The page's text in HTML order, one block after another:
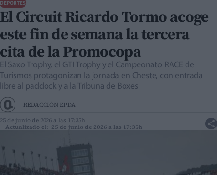
DEPORTES
El Circuit Ricardo Tormo acoge
este fin de semana la tercera
cita de la Promocopa
El Saxo Trophy, el GTI Trophy y el Campeonato RACE de
Turismos protagonizan la jornada en Cheste, con entrada
libre al paddock y a la Tribuna de Boxes
REDACCIÓN EPDA
25 de junio de 2026 a las 17:35h
Actualizado el: 25 de junio de 2026 a las 17:35h